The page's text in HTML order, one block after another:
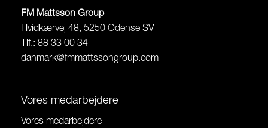
FM Mattsson Group
Hvidkærvej 48, 5250 Odense SV
Tlf.: 88 33 00 34
danmark@fmmattssongroup.com
Vores medarbejdere
Vores medarbejdere